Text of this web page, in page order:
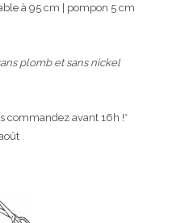
à 95 cm | pompon 5 cm
plomb et sans nickel
commandez avant 16h !*